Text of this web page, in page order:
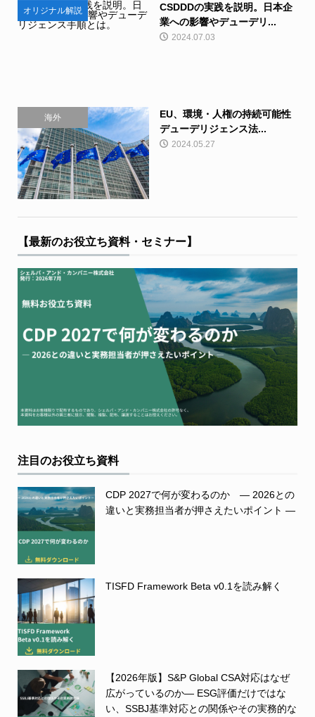
オリジナル解説
CSDDDの実践を説明。日本企
業への影響やデューデリ...
2024.07.03
海外
EU、環境・人権の持続可能性
デューデリジェンス法...
2024.05.27
【最新のお役立ち資料・セミナー】
注目のお役立ち資料
CDP 2027で何が変わるのか ― 2026との
違いと実務担当者が押さえたいポイント ―
TISFD Framework Beta v0.1を読み解く
【2026年版】S&P Global CSA対応はなぜ
広がっているのか― ESG評価だけではな
い、SSBJ基準対応との関係やその実務的な